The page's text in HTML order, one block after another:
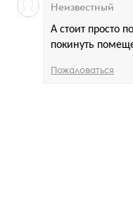
А стоит просто
покинуть
Неизвестный
Пожаловаться